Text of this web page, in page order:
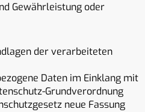
Gewährleistung oder
der verarbeiteten
Daten im Einklang mit
Grundverordnung
neue Fassung